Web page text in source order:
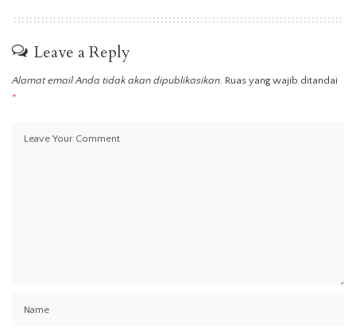
Leave a Reply
Alamat email Anda tidak akan dipublikasikan. Ruas yang wajib ditandai
*